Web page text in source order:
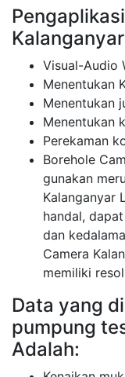
Visual-Audio
Menentukan
Menentukan
Menentukan
Perekaman
Borehole
gunakan
Kalanganyar
handal,
dan
Camera
memiliki
Data yang
pumpung
Adalah: